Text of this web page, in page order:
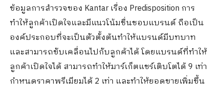
ข้อมูลการสำรวจของ Kantar เรื่อง Predisposition การ
ทำให้ลูกค้าเปิดใจและมีแนวโน้มชื่นชอบแบรนด์ ถือเป็น
องค์ประกอบที่จะเป็นตัวตั้งต้นทำให้แบรนด์มีบทบาท
และสามารถขับเคลื่อนไปกับลูกค้าได้ โดยแบรนด์ที่ทำให้
ลูกค้าเปิดใจได้ สามารถทำให้มาร์เก็ตแชร์เติบโตได้ 9 เท่า
กำหนดราคาพรีเมียมได้ 2 เท่า และทำให้ยอดขายเพิ่มขึ้น